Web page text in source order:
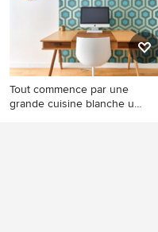
Schreibtisch und weißem
Boden in Berlin
Tout commence par une
grande cuisine blanche un